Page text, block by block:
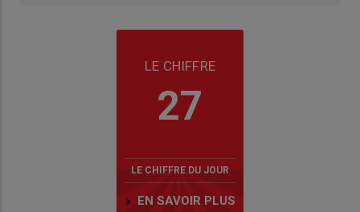
LE CHIFFRE
27
LE CHIFFRE DU JOUR
EN SAVOIR PLUS